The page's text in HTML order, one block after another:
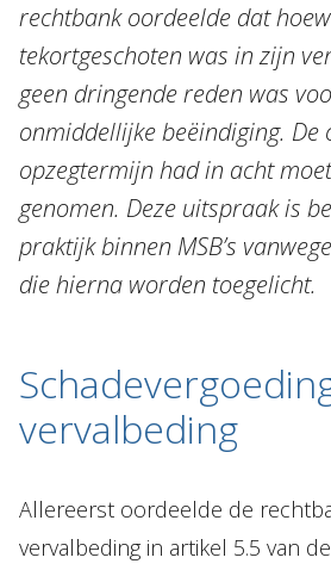
rechtbank oordeelde dat
tekortgeschoten was in zijn
geen dringende reden was
onmiddellijke beëindiging. De
opzegtermijn had in acht
genomen. Deze uitspraak is
praktijk binnen MSB’s
die hierna worden toegelicht.
vervalbeding
Allereerst oordeelde de
vervalbeding in artikel 5.5 van de